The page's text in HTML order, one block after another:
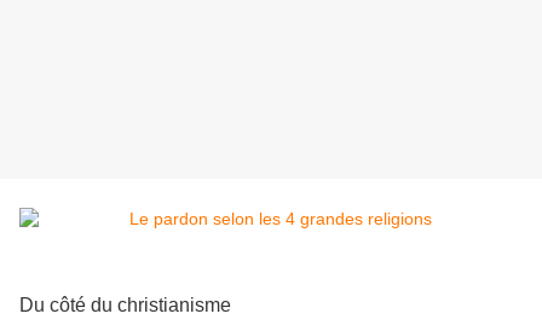
Du côté du christianisme